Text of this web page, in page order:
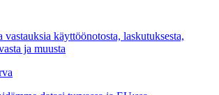
vastauksia käyttöönotosta, laskutuksesta,
ja muusta